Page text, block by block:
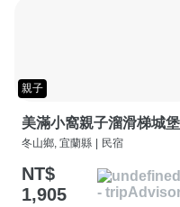
親子
美滿小窩親子溜滑梯城堡
冬山鄉, 宜蘭縣 民宿
NT$
1,905